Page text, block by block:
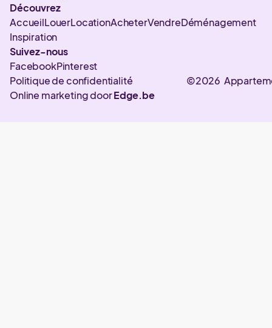
Découvrez
AccueilLouerLocationAcheterVendreDéménagement
Inspiration
Suivez-nous
FacebookPinterest
©2026
Politique de confidentialité
Online marketing doorEdge.be